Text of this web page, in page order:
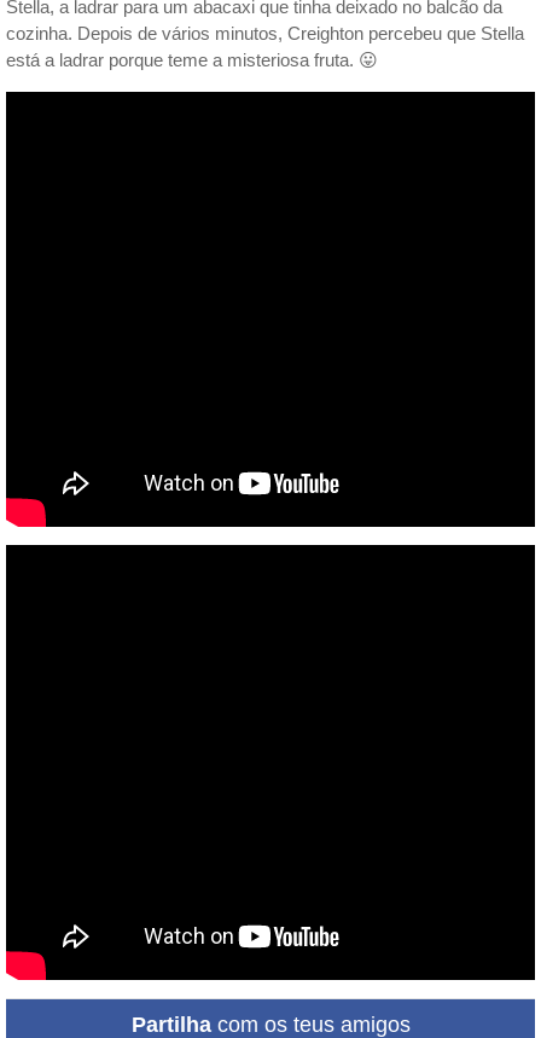
Stella, a ladrar para um abacaxi que tinha deixado no balcão da
cozinha. Depois de vários minutos, Creighton percebeu que Stella
está a ladrar porque teme a misteriosa fruta. 😛
Partilhacom os teus amigos